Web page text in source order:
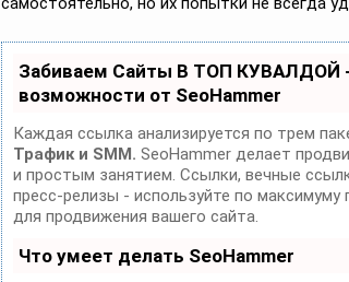
Забиваем Сайты В ТОП КУВАЛДОЙ
возможности от SeoHammer
Каждая ссылка анализируется по трем
Трафик и SMM. SeoHammer делает
и простым занятием. Ссылки, вечные
пресс-релизы - используйте по максимуму
для продвижения вашего сайта.
Что умеет делать SeoHammer